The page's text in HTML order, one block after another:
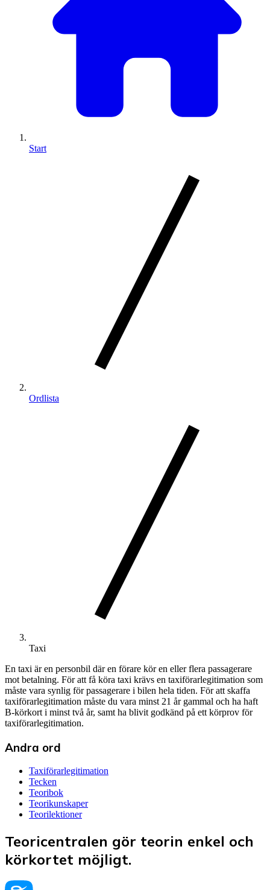
Start
Ordlista
Taxi
En taxi är en personbil där en förare kör en eller flera passagerare
mot betalning. För att få köra taxi krävs en taxiförarlegitimation som
måste vara synlig för passagerare i bilen hela tiden. För att skaffa
taxiförarlegitimation måste du vara minst 21 år gammal och ha haft
B-körkort i minst två år, samt ha blivit godkänd på ett körprov för
taxiförarlegitimation.
Andra ord
Taxiförarlegitimation
Tecken
Teoribok
Teorikunskaper
Teorilektioner
Teoricentralen gör teorin enkel och
körkortet möjligt.